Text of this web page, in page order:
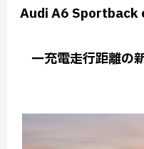
Audi A6
一充電走行距離の